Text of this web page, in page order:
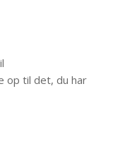
op til det, du har